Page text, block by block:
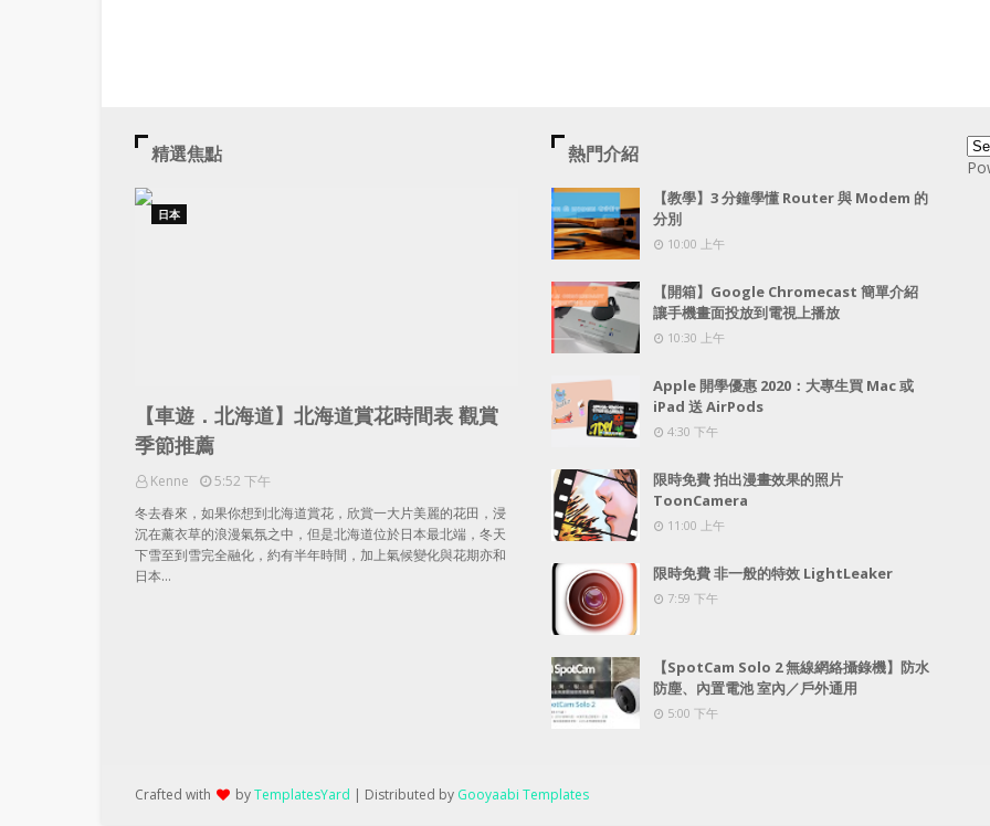
精選焦點
日本
【車遊．北海道】北海道賞花時間表 觀賞
季節推薦
Kenne
5:52 下午
冬去春來，如果你想到北海道賞花，欣賞一大片美麗的花田，浸
沉在薰衣草的浪漫氣氛之中，但是北海道位於日本最北端，冬天
下雪至到雪完全融化，約有半年時間，加上氣候變化與花期亦和
日本…
熱門介紹
【教學】3 分鐘學懂 Router 與 Modem 的
分別
10:00 上午
【開箱】Google Chromecast 簡單介紹
讓手機畫面投放到電視上播放
10:30 上午
Apple 開學優惠 2020：大專生買 Mac 或
iPad 送 AirPods
4:30 下午
限時免費 拍出漫畫效果的照片
ToonCamera
11:00 上午
限時免費 非一般的特效 LightLeaker
7:59 下午
【SpotCam Solo 2 無線網絡攝錄機】防水
防塵、內置電池 室內／戶外通用
5:00 下午
Crafted with byTemplatesYard | Distributed by Gooyaabi Templates